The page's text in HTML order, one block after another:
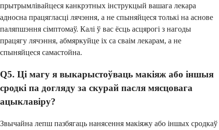
прытрымлівайцеся канкрэтных інструкцый вашага лекара
адносна працягласці лячэння, а не спыняйцеся толькі на аснове
паляпшэння сімптомаў. Калі ў вас ёсць асцярогі з нагоды
працягу лячэння, абмяркуйце іх са сваім лекарам, а не
спыняйцеся самастойна.
Q5. Ці магу я выкарыстоўваць макіяж або іншыя
сродкі па догляду за скурай пасля мясцовага
ацыклавіру?
Звычайна лепш пазбягаць нанясення макіяжу або іншых сродкаў